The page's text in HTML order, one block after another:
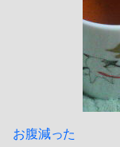
お腹減った